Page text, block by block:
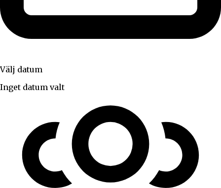
Välj datum
Inget datum valt